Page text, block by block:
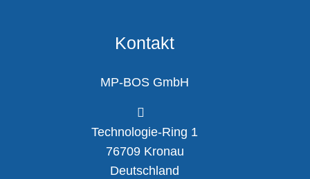
Kontakt
MP-BOS GmbH
Technologie-Ring 1
76709 Kronau
Deutschland